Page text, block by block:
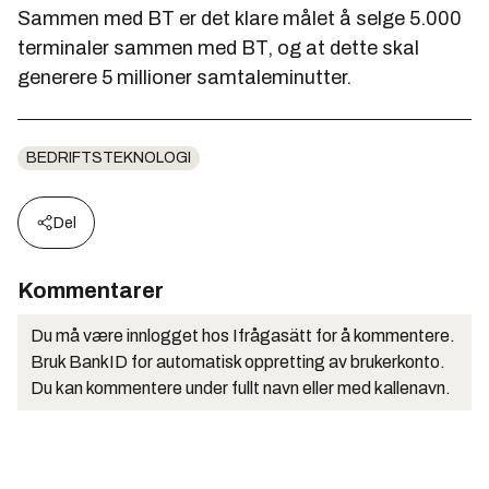
Sammen med BT er det klare målet å selge 5.000
terminaler sammen med BT, og at dette skal
generere 5 millioner samtaleminutter.
BEDRIFTSTEKNOLOGI
Del
Kommentarer
Du må være innlogget hos Ifrågasätt for å kommentere.
Bruk BankID for automatisk oppretting av brukerkonto.
Du kan kommentere under fullt navn eller med kallenavn.